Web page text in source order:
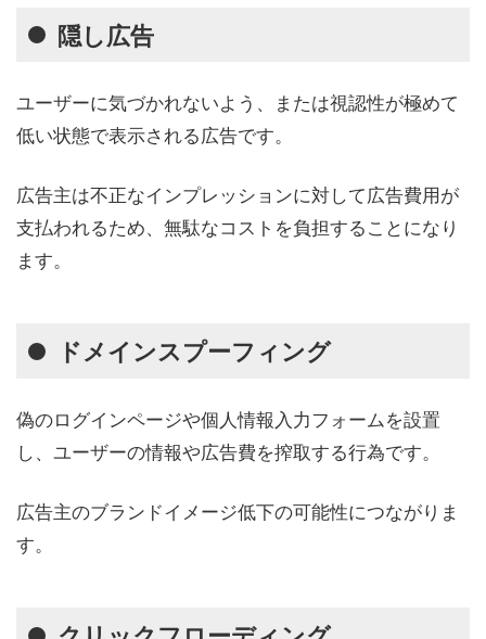
隠し広告
ユーザーに気づかれないよう、または視認性が極めて
低い状態で表示される広告です。
広告主は不正なインプレッションに対して広告費用が
支払われるため、無駄なコストを負担することになり
ます。
ドメインスプーフィング
偽のログインページや個人情報入力フォームを設置
し、ユーザーの情報や広告費を搾取する行為です。
広告主のブランドイメージ低下の可能性につながりま
す。